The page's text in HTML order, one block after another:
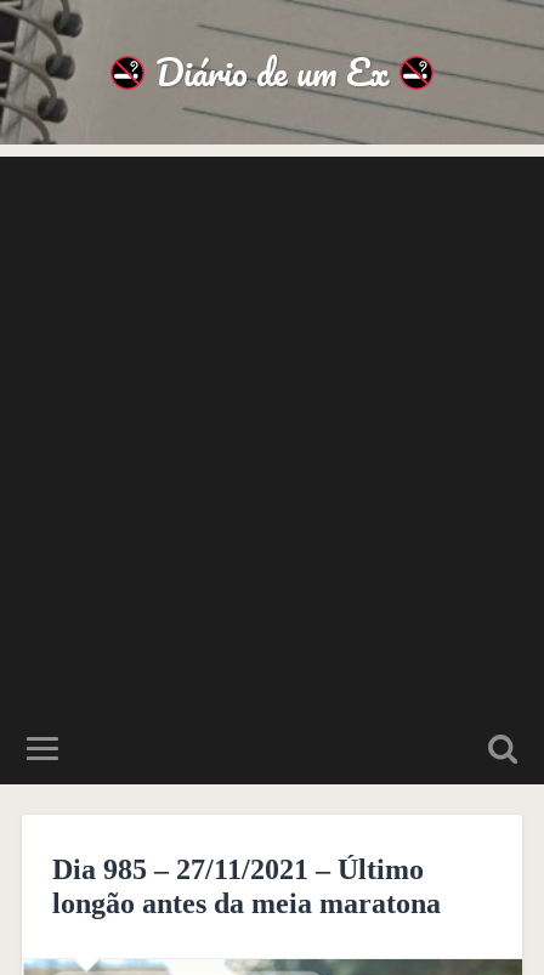
Diário de um Ex
Dia 985 – 27/11/2021 – Último
longão antes da meia maratona